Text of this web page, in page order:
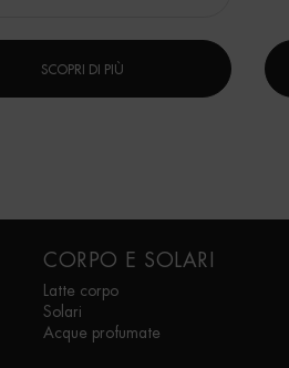
SCOPRI DI PIÙ
CORPO E SOLARI
Latte corpo
Solari
Acque profumate